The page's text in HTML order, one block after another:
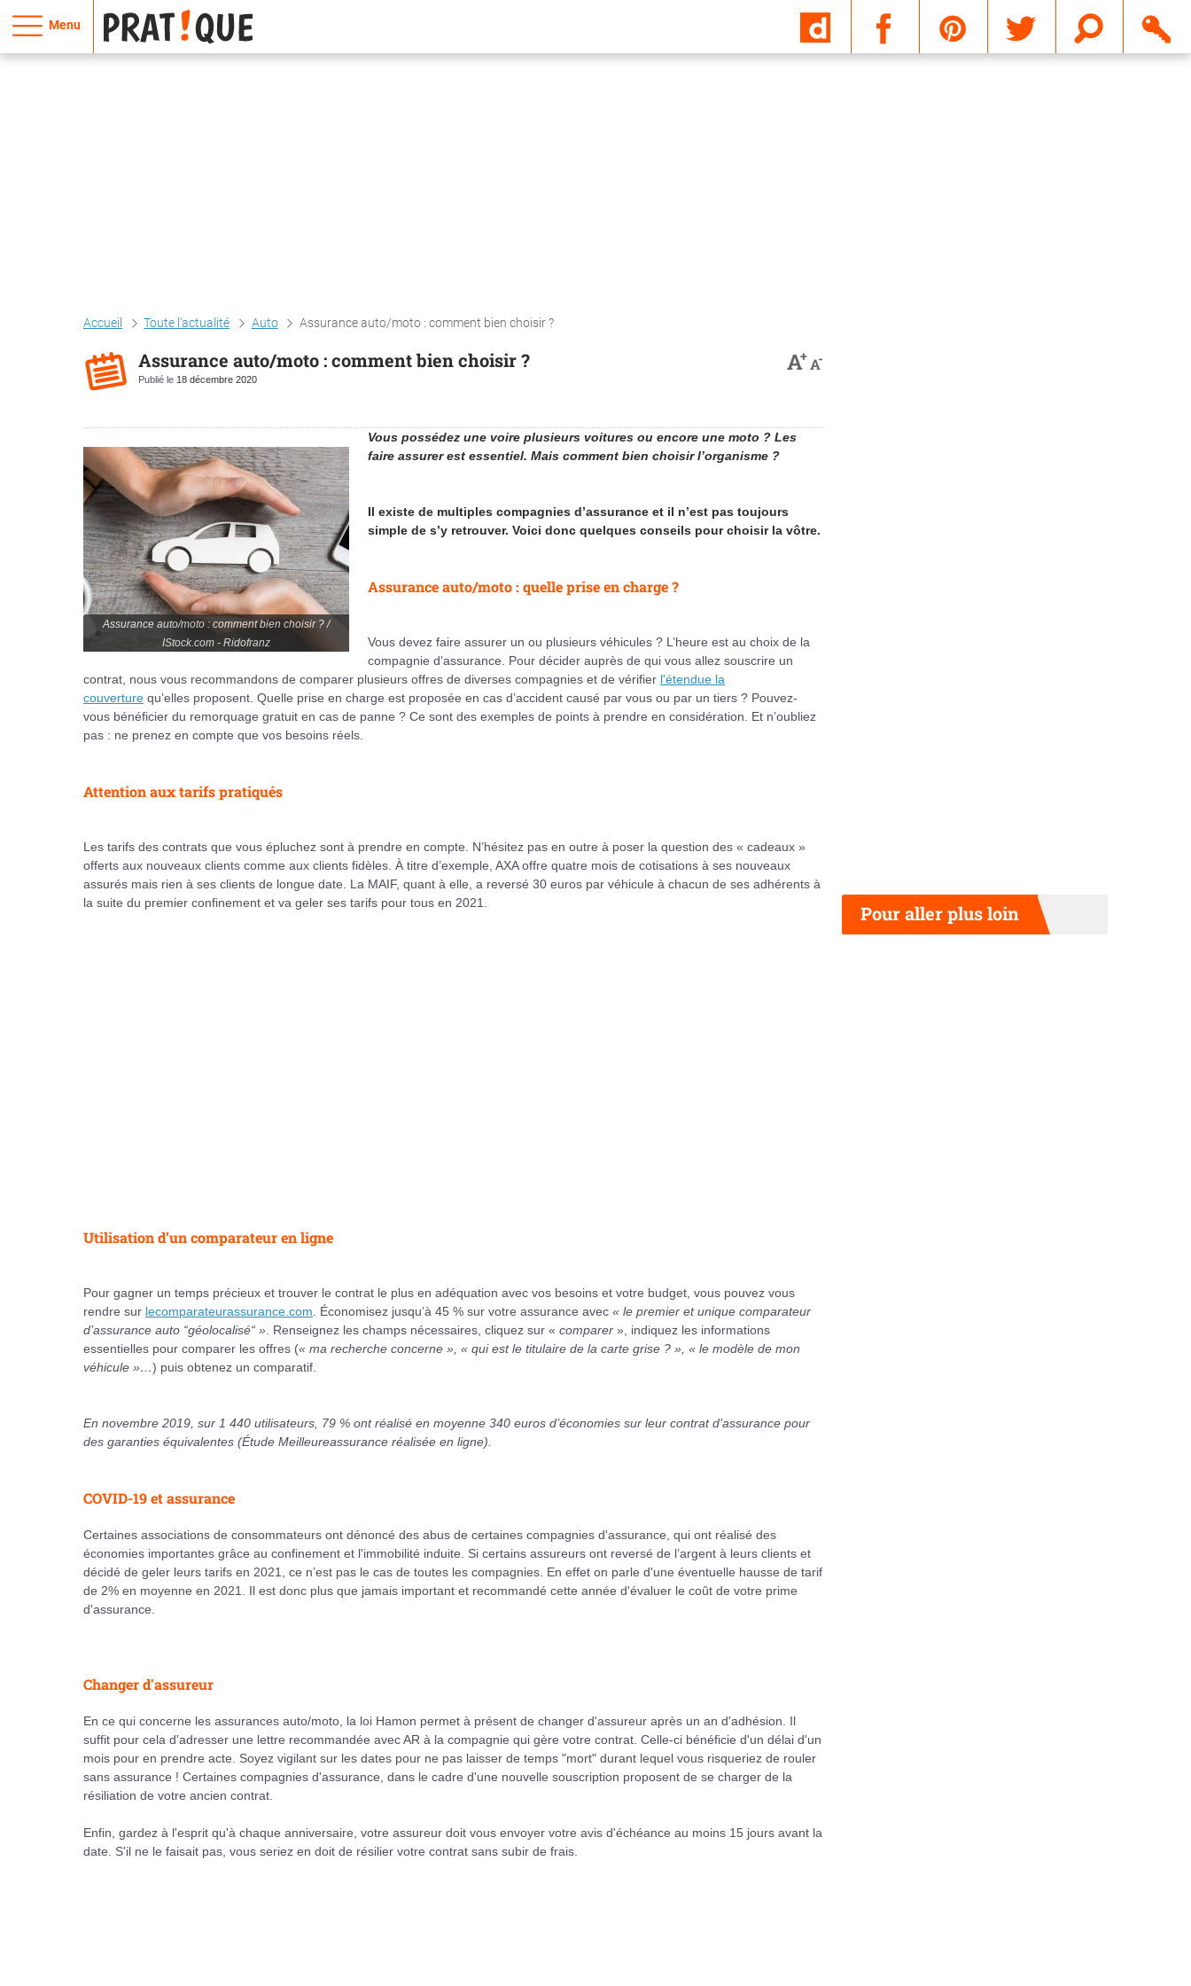
Menu
Accueil Toute l'actualité Auto Assurance auto/moto : comment bien choisir ?
Assurance auto/moto : comment bien choisir ?
Publié le 18 décembre 2020
A+A-
Assurance auto/moto : comment bien choisir ? /
IStock.com - Ridofranz
Vous possédez une voire plusieurs voitures ou encore une moto ? Les
faire assurer est essentiel. Mais comment bien choisir l’organisme ?
Il existe de multiples compagnies d’assurance et il n’est pas toujours
simple de s’y retrouver. Voici donc quelques conseils pour choisir la vôtre.
Assurance auto/moto : quelle prise en charge ?
Vous devez faire assurer un ou plusieurs véhicules ? L’heure est au choix de la
compagnie d’assurance. Pour décider auprès de qui vous allez souscrire un
contrat, nous vous recommandons de comparer plusieurs offres de diverses compagnies et de vérifier l'étendue la
couverture qu’elles proposent. Quelle prise en charge est proposée en cas d’accident causé par vous ou par un tiers ? Pouvez-
vous bénéficier du remorquage gratuit en cas de panne ? Ce sont des exemples de points à prendre en considération. Et n’oubliez
pas : ne prenez en compte que vos besoins réels.
Attention aux tarifs pratiqués
Les tarifs des contrats que vous épluchez sont à prendre en compte. N’hésitez pas en outre à poser la question des « cadeaux »
offerts aux nouveaux clients comme aux clients fidèles. À titre d’exemple, AXA offre quatre mois de cotisations à ses nouveaux
assurés mais rien à ses clients de longue date. La MAIF, quant à elle, a reversé 30 euros par véhicule à chacun de ses adhérents à
la suite du premier confinement et va geler ses tarifs pour tous en 2021.
Utilisation d’un comparateur en ligne
Pour gagner un temps précieux et trouver le contrat le plus en adéquation avec vos besoins et votre budget, vous pouvez vous
rendre sur lecomparateurassurance.com . Économisez jusqu’à 45 % sur votre assurance avec « le premier et unique comparateur
d’assurance auto “géolocalisé“ » . Renseignez les champs nécessaires, cliquez sur « comparer », indiquez les informations
essentielles pour comparer les offres (« ma recherche concerne », « qui est le titulaire de la carte grise ? », « le modèle de mon
véhicule »…) puis obtenez un comparatif.
En novembre 2019, sur 1 440 utilisateurs, 79 % ont réalisé en moyenne 340 euros d’économies sur leur contrat d’assurance pour
des garanties équivalentes (Étude Meilleureassurance réalisée en ligne).
COVID-19 et assurance
Certaines associations de consommateurs ont dénoncé des abus de certaines compagnies d'assurance, qui ont réalisé des
économies importantes grâce au confinement et l'immobilité induite. Si certains assureurs ont reversé de l’argent à leurs clients et
décidé de geler leurs tarifs en 2021, ce n’est pas le cas de toutes les compagnies. En effet on parle d'une éventuelle hausse de tarif
de 2% en moyenne en 2021. Il est donc plus que jamais important et recommandé cette année d'évaluer le coût de votre prime
d'assurance.
Changer d'assureur
En ce qui concerne les assurances auto/moto, la loi Hamon permet à présent de changer d'assureur après un an d'adhésion. Il
suffit pour cela d'adresser une lettre recommandée avec AR à la compagnie qui gère votre contrat. Celle-ci bénéficie d'un délai d'un
mois pour en prendre acte. Soyez vigilant sur les dates pour ne pas laisser de temps "mort" durant lequel vous risqueriez de rouler
sans assurance ! Certaines compagnies d'assurance, dans le cadre d'une nouvelle souscription proposent de se charger de la
résiliation de votre ancien contrat.
Enfin, gardez à l'esprit qu'à chaque anniversaire, votre assureur doit vous envoyer votre avis d'échéance au moins 15 jours avant la
date. S'il ne le faisait pas, vous seriez en doit de résilier votre contrat sans subir de frais.
Pour aller plus loin